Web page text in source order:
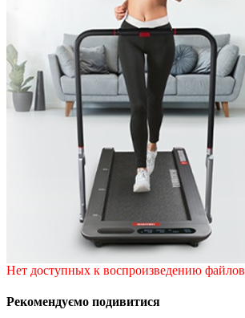
Нет доступных к воспроизведению файлов
Рекомендуємо подивитися